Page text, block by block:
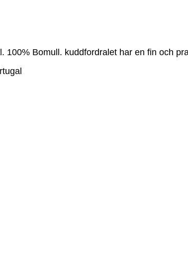
Bomull. kuddfordralet har en fin och